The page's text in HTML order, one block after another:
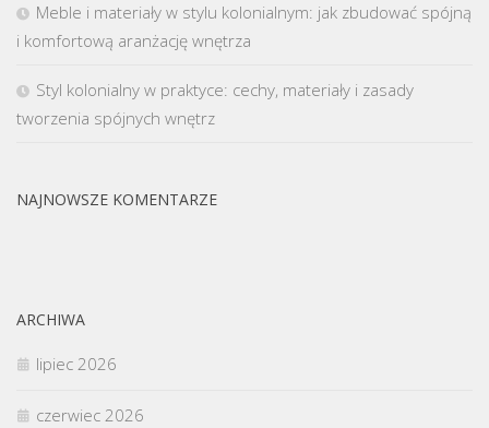
Meble i materiały w stylu kolonialnym: jak zbudować spójną
i komfortową aranżację wnętrza
Styl kolonialny w praktyce: cechy, materiały i zasady
tworzenia spójnych wnętrz
NAJNOWSZE KOMENTARZE
ARCHIWA
lipiec 2026
czerwiec 2026